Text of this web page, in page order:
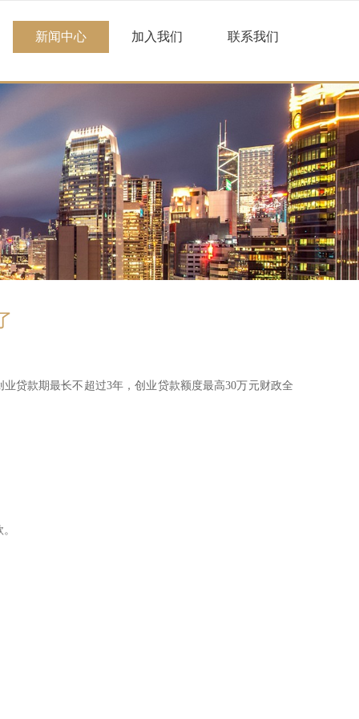
新闻中心 加入我们 联系我们
贷款期最长不超过3年，创业贷款额度最高30万元财政全